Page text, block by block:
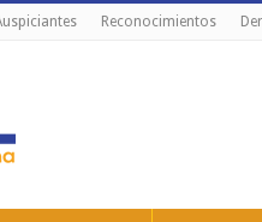
Reconocimientos